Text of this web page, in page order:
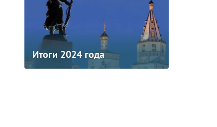
Итоги 2024 года